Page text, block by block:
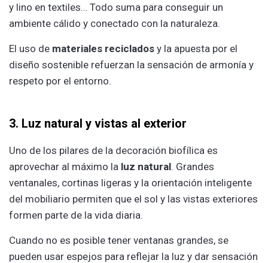
y lino en textiles… Todo suma para conseguir un
ambiente cálido y conectado con la naturaleza.
El uso de materiales reciclados y la apuesta por el
diseño sostenible refuerzan la sensación de armonía y
respeto por el entorno.
3. Luz natural y vistas al exterior
Uno de los pilares de la decoración biofílica es
aprovechar al máximo la luz natural. Grandes
ventanales, cortinas ligeras y la orientación inteligente
del mobiliario permiten que el sol y las vistas exteriores
formen parte de la vida diaria.
Cuando no es posible tener ventanas grandes, se
pueden usar espejos para reflejar la luz y dar sensación